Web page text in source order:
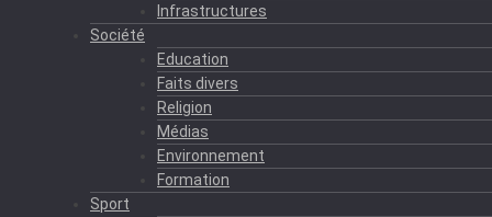
Infrastructures
Société
Education
Faits divers
Religion
Médias
Environnement
Formation
Sport